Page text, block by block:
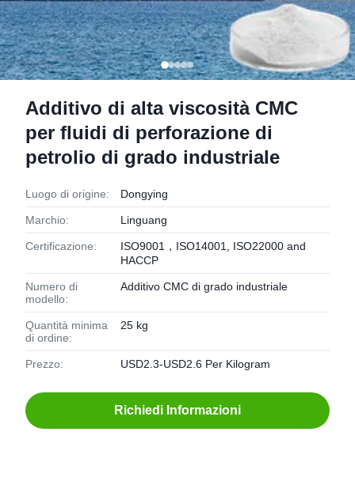
Additivo di alta viscosità CMC
per fluidi di perforazione di
petrolio di grado industriale
Luogo di origine: Dongying
Marchio: Linguang
Certificazione:
ISO9001，ISO14001, ISO22000 and
HACCP
Numero di
modello:
Additivo CMC di grado industriale
Quantità minima
di ordine:
25 kg
Prezzo: USD2.3-USD2.6 Per Kilogram
Richiedi Informazioni